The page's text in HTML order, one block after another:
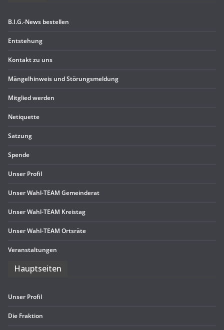
B.I.G.-News bestel­len
Ent­ste­hung
Kon­takt zu uns
Män­gel­hin­weis und Störungsmeldung
Mit­glied werden
Neti­quette
Sat­zung
Spende
Unser Pro­fil
Unser Wahl-TEAM Gemeinderat
Unser Wahl-TEAM Kreistag
Unser Wahl-TEAM Ortsräte
Ver­an­stal­tun­gen
Haupt­sei­ten
Unser Pro­fil
Die Frak­tion